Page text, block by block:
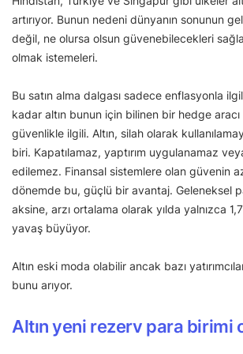
artırıyor. Bunun nedeni dünyanın sonunun
değil, ne olursa olsun güvenebilecekleri
olmak istemeleri.
Bu satın alma dalgası sadece enflasyonla
kadar altın bunun için bilinen bir hedge
güvenlikle ilgili. Altın, silah olarak
biri. Kapatılamaz, yaptırım uygulanamaz
edilemez. Finansal sistemlere olan güvenin
dönemde bu, güçlü bir avantaj. Geleneksel
aksine, arzı ortalama olarak yılda yalnızca
yavaş büyüyor.
Altın eski moda olabilir ancak bazı
bunu arıyor.
Altın yeni rezerv para birimi